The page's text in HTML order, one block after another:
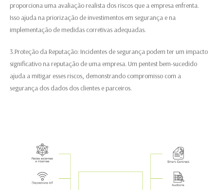
proporciona uma avaliação realista dos riscos que a empresa enfrenta.
Isso ajuda na priorização de investimentos em segurança e na
implementação de medidas corretivas adequadas.
3.Proteção da Reputação: Incidentes de segurança podem ter um impacto
significativo na reputação de uma empresa. Um pentest bem-sucedido
ajuda a mitigar esses riscos, demonstrando compromisso com a
segurança dos dados dos clientes e parceiros.